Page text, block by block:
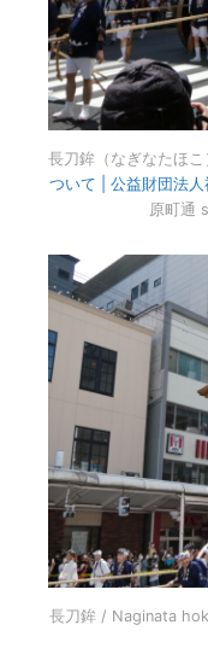
長刀鉾（なぎなたほ
ついて | 公益財団法
原町通
長刀鉾 / Naginata